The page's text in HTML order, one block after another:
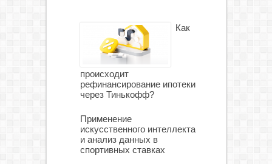
Как
происходит
рефинансирование ипотеки
через Тинькофф?
Применение
искусственного интеллекта
и анализ данных в
спортивных ставках